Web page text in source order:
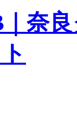
」